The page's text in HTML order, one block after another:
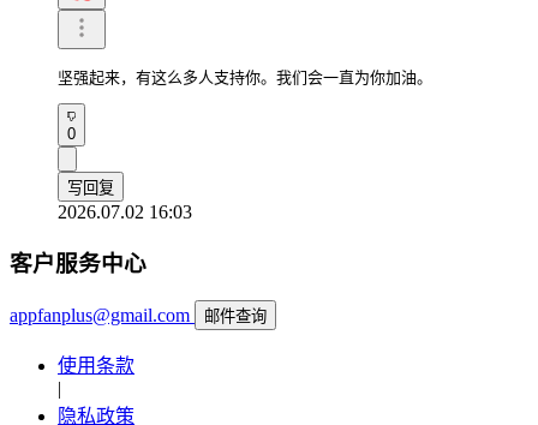
坚强起来，有这么多人支持你。我们会一直为你加油。
0
写回复
2026.07.02 16:03
客户服务中心
appfanplus@gmail.com 邮件查询
使用条款
|
隐私政策